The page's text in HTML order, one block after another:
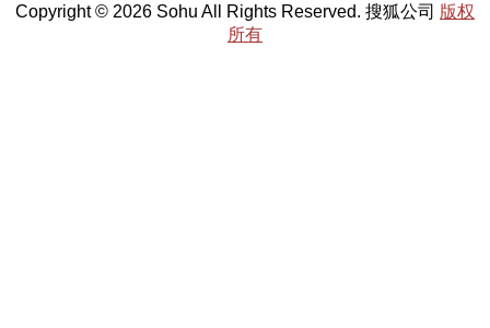
Copyright © 2026 Sohu All Rights Reserved. 搜狐公司 版权
所有